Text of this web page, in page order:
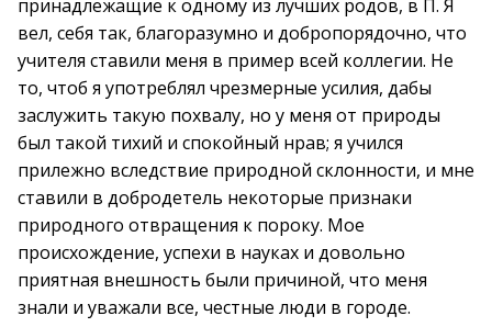
принадлежащие к одному из лучших родов, в П. Я
вел, себя так, благоразумно и добропорядочно, что
учителя ставили меня в пример всей коллегии. Не
то, чтоб я употреблял чрезмерные усилия, дабы
заслужить такую похвалу, но у меня от природы
был такой тихий и спокойный нрав; я учился
прилежно вследствие природной склонности, и мне
ставили в добродетель некоторые признаки
природного отвращения к пороку. Мое
происхождение, успехи в науках и довольно
приятная внешность были причиной, что меня
знали и уважали все, честные люди в городе.